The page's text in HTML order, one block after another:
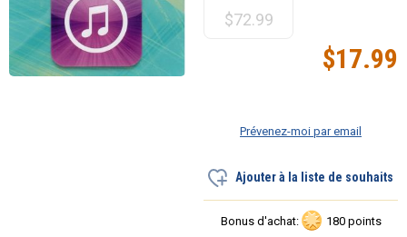
$72.99
$17.99
Prévenez-moi par email
Ajouter à la liste de souhaits
Bonus d'achat: 180 points